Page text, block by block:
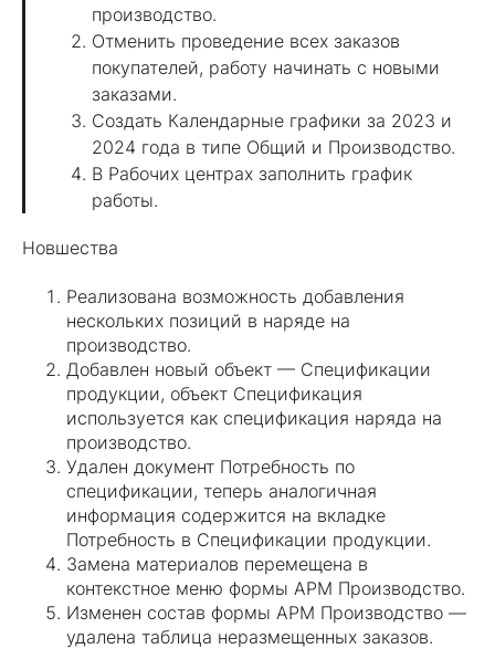
производство.
Отменить проведение всех заказов
покупателей, работу начинать с новыми
заказами.
Создать Календарные графики за 2023 и
2024 года в типе Общий и Производство.
В Рабочих центрах заполнить график
работы.
Новшества
Реализована возможность добавления
нескольких позиций в наряде на
производство.
Добавлен новый объект — Спецификации
продукции, объект Спецификация
используется как спецификация наряда на
производство.
Удален документ Потребность по
спецификации, теперь аналогичная
информация содержится на вкладке
Потребность в Спецификации продукции.
Замена материалов перемещена в
контекстное меню формы АРМ Производство.
Изменен состав формы АРМ Производство —
удалена таблица неразмещенных заказов.